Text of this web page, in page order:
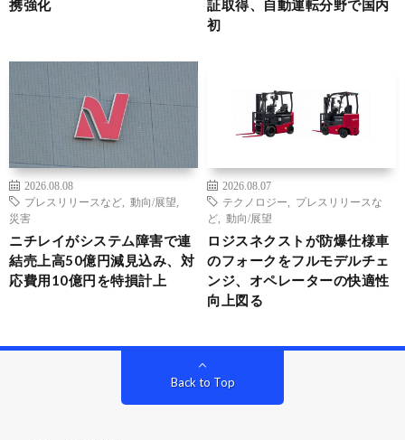
携強化
証取得、自動運転分野で国内
初
2026.08.08
プレスリリースなど
動向/展望
災害
ニチレイがシステム障害で連
結売上高50億円減見込み、対
応費用10億円を特損計上
2026.08.07
テクノロジー
プレスリリースな
ど
動向/展望
ロジスネクストが防爆仕様車
のフォークをフルモデルチェ
ンジ、オペレーターの快適性
向上図る
Back to Top